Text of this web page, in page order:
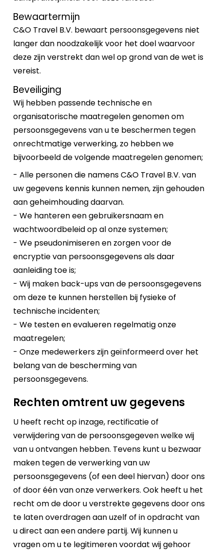
Bewaartermijn
C&O Travel B.V. bewaart persoonsgegevens niet
langer dan noodzakelijk voor het doel waarvoor
deze zijn verstrekt dan wel op grond van de wet is
vereist.
Beveiliging
Wij hebben passende technische en
organisatorische maatregelen genomen om
persoonsgegevens van u te beschermen tegen
onrechtmatige verwerking, zo hebben we
bijvoorbeeld de volgende maatregelen genomen;
- Alle personen die namens C&O Travel B.V. van
uw gegevens kennis kunnen nemen, zijn gehouden
aan geheimhouding daarvan.
- We hanteren een gebruikersnaam en
wachtwoordbeleid op al onze systemen;
- We pseudonimiseren en zorgen voor de
encryptie van persoonsgegevens als daar
aanleiding toe is;
- Wij maken back-ups van de persoonsgegevens
om deze te kunnen herstellen bij fysieke of
technische incidenten;
- We testen en evalueren regelmatig onze
maatregelen;
- Onze medewerkers zijn geïnformeerd over het
belang van de bescherming van
persoonsgegevens.
Rechten omtrent uw gegevens
U heeft recht op inzage, rectificatie of
verwijdering van de persoonsgegeven welke wij
van u ontvangen hebben. Tevens kunt u bezwaar
maken tegen de verwerking van uw
persoonsgegevens (of een deel hiervan) door ons
of door één van onze verwerkers. Ook heeft u het
recht om de door u verstrekte gegevens door ons
te laten overdragen aan uzelf of in opdracht van
u direct aan een andere partij. Wij kunnen u
vragen om u te legitimeren voordat wij gehoor